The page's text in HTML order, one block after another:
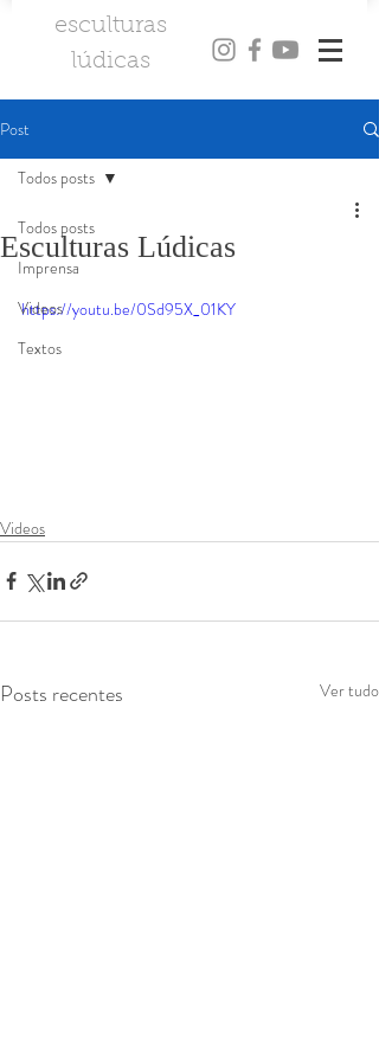
esculturas
lúdicas
Post
Todos posts
Imprensa
Videos
Textos
Todos posts
Esculturas Lúdicas
https://youtu.be/0Sd95X_01KY
Videos
Posts recentes Ver tudo